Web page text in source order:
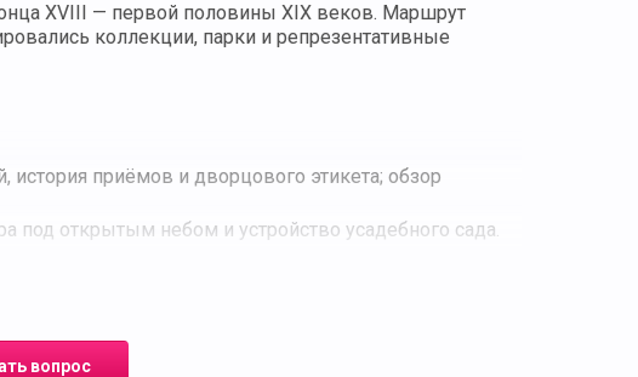
XVIII — первой половины XIX веков. Маршрут
коллекции, парки и репрезентативные
приёмов и дворцового этикета; обзор
под открытым небом и устройство усадебного сада.
форм в усадебной жизни.
рода.
вопрос